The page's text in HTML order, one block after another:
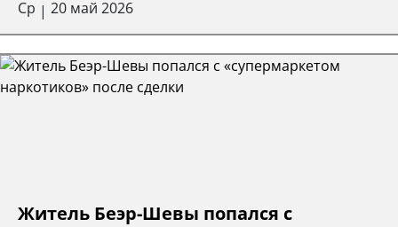
Ср | 20 май 2026
Житель Беэр-Шевы попался с